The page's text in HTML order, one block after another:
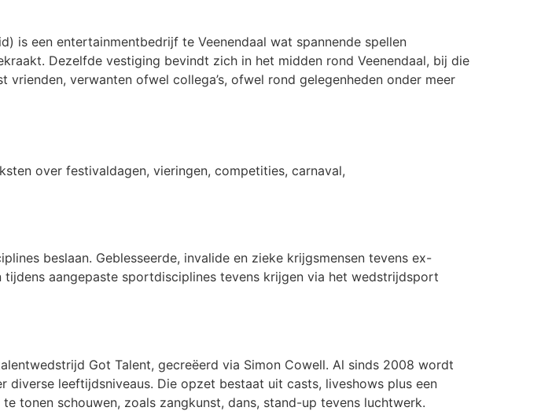
is een entertainmentbedrijf te Veenendaal wat spannende spellen
Dezelfde vestiging bevindt zich in het midden rond Veenendaal, bij die
verwanten ofwel collega’s, ofwel rond gelegenheden onder meer
over festivaldagen, vieringen, competities, carnaval,
beslaan. Geblesseerde, invalide en zieke krijgsmensen tevens ex-
aangepaste sportdisciplines tevens krijgen via het wedstrijdsport
Got Talent, gecreëerd via Simon Cowell. Al sinds 2008 wordt
leeftijdsniveaus. Die opzet bestaat uit casts, liveshows plus een
tonen schouwen, zoals zangkunst, dans, stand-up tevens luchtwerk.